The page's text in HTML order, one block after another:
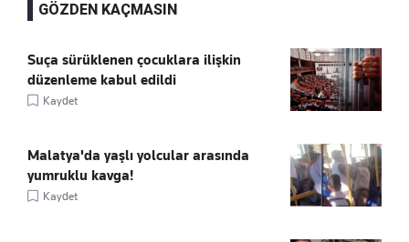
GÖZDEN KAÇMASIN
Suça sürüklenen çocuklara ilişkin
düzenleme kabul edildi
Kaydet
Malatya'da yaşlı yolcular arasında
yumruklu kavga!
Kaydet